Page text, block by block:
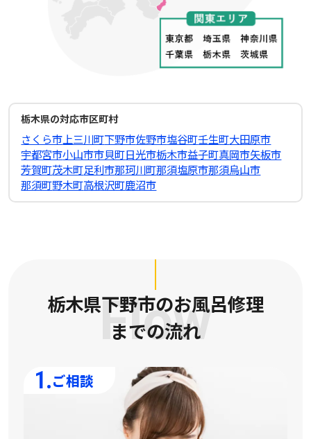
栃木県の対応市区町村
さくら市 上三川町下野市佐野市塩谷町壬生町大田原市
宇都宮市小山市市貝町日光市栃木市益子町真岡市矢板市
芳賀町茂木町足利市那珂川町那須塩原市那須烏山市
那須町野木町高根沢町鹿沼市
栃木県下野市のお風呂修理
までの流れ
Flow
1.ご相談